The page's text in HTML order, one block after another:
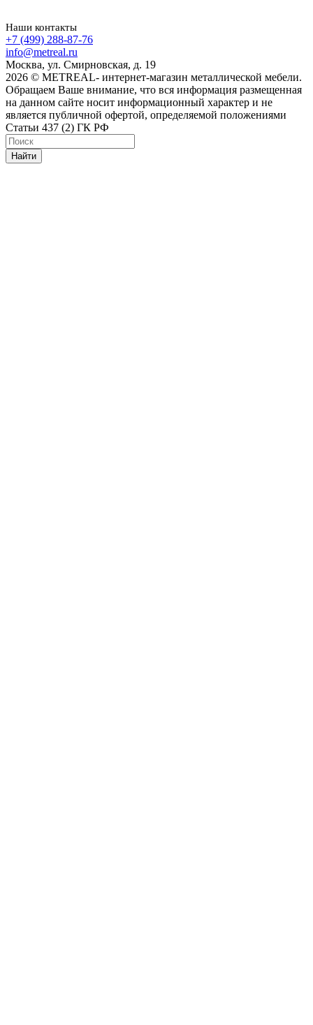
Наши контакты
+7 (499) 288-87-76
info@metreal.ru
Москва, ул. Смирновская, д. 19
2026 © METREAL- интернет-магазин металлической мебели.
Обращаем Ваше внимание, что вся информация размещенная
на данном сайте носит информационный характер и не
является публичной офертой, определяемой положениями
Статьи 437 (2) ГК РФ
Найти